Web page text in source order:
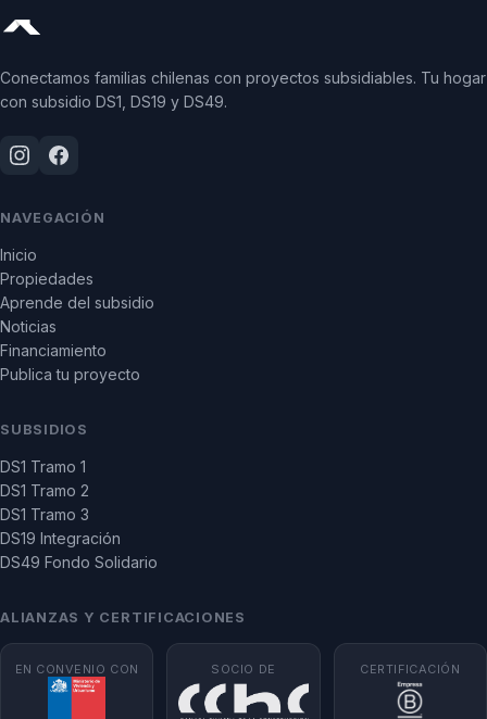
Conectamos familias chilenas con proyectos subsidiables. Tu hogar
con subsidio DS1, DS19 y DS49.
NAVEGACIÓN
Inicio
Propiedades
Aprende del subsidio
Noticias
Financiamiento
Publica tu proyecto
SUBSIDIOS
DS1 Tramo 1
DS1 Tramo 2
DS1 Tramo 3
DS19 Integración
DS49 Fondo Solidario
ALIANZAS Y CERTIFICACIONES
EN CONVENIO CON SOCIO DE CERTIFICACIÓN